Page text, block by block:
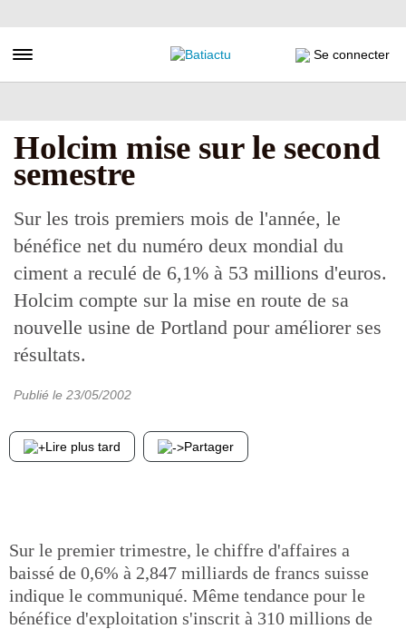
au
principal
Toggle navigation Se connecter
Holcim mise sur le second
semestre
Sur les trois premiers mois de l'année, le
bénéfice net du numéro deux mondial du
ciment a reculé de 6,1% à 53 millions d'euros.
Holcim compte sur la mise en route de sa
nouvelle usine de Portland pour améliorer ses
résultats.
Publié le 23/05/2002
Lire plus tard Partager
Sur le premier trimestre, le chiffre d'affaires a
baissé de 0,6% à 2,847 milliards de francs suisse
indique le communiqué. Même tendance pour le
bénéfice d'exploitation s'inscrit à 310 millions de